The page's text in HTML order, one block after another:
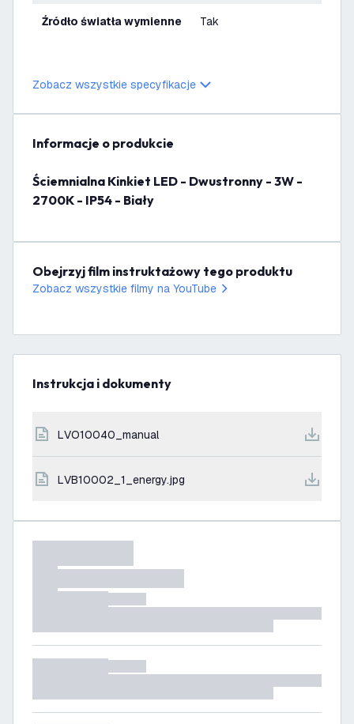
Źródło światła wymienne Tak
Zobacz wszystkie specyfikacje
informacje o produkcie
Ściemnialna Kinkiet LED - Dwustronny - 3W -
2700K - IP54 - Biały
Obejrzyj film instruktażowy tego produktu
Zobacz wszystkie filmy na YouTube
Instrukcja i dokumenty
LVO10040_manual
LVB10002_1_energy.jpg